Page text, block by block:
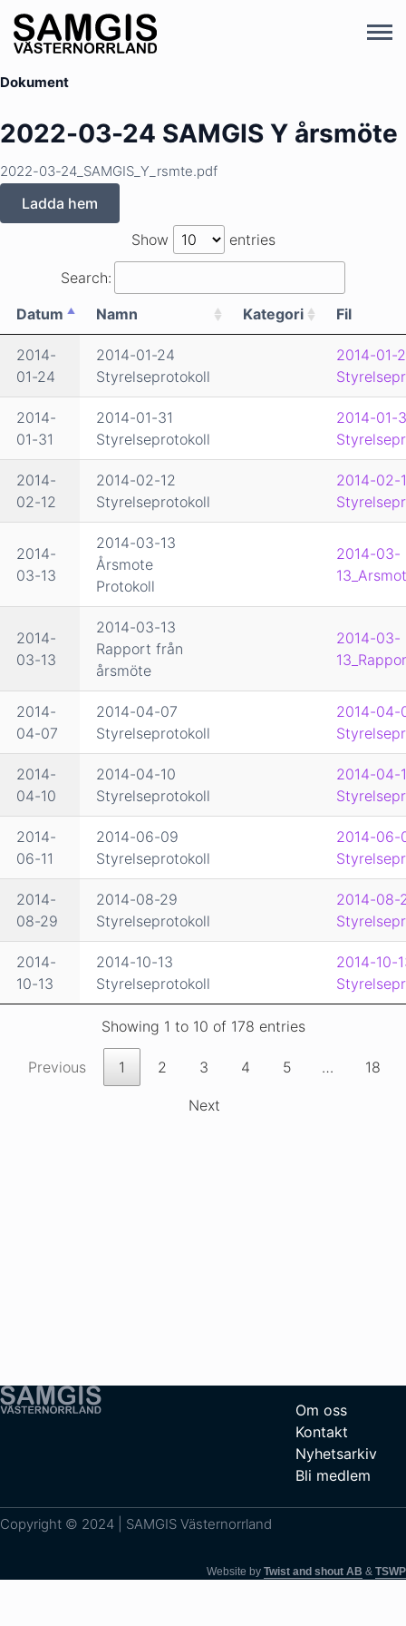
Dokument
2022-03-24 SAMGIS Y årsmöte
2022-03-24_SAMGIS_Y_rsmte.pdf
Ladda hem
Show
entries
Search:
Datum
Namn Kategori Fil
2014-
01-24
2014-01-24
Styrelseprotokoll
2014-01-
2014-
01-31
2014-01-31
Styrelseprotokoll
2014-01-
2014-
02-12
2014-02-12
Styrelseprotokoll
2014-02-
2014-
03-13
2014-03-13
Årsmote
Protokoll
2014-03-
2014-
03-13
2014-03-13
Rapport från
årsmöte
2014-03-
2014-
04-07
2014-04-07
Styrelseprotokoll
2014-04-
2014-
04-10
2014-04-10
Styrelseprotokoll
2014-04-
2014-
06-11
2014-06-09
Styrelseprotokoll
2014-06-
2014-
08-29
2014-08-29
Styrelseprotokoll
2014-08-
2014-
10-13
2014-10-13
Styrelseprotokoll
2014-10-
Showing 1 to 10 of 178 entries
Previous 1 2 3 4 5 … 18
Next
Om oss
Kontakt
Nyhetsarkiv
Bli medlem
Copyright © 2024 | SAMGIS Västernorrland
Website by Twist and shout AB & TSWP